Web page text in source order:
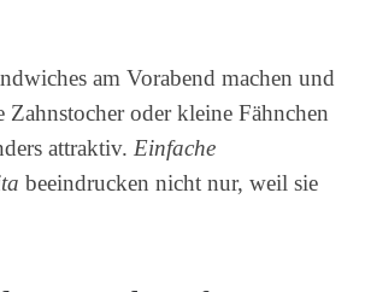
am Vorabend machen und
oder kleine Fähnchen
attraktiv. Einfache
beeindrucken nicht nur, weil sie